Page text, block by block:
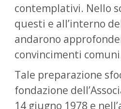
contemplativi. Nello
questi e all’interno
andarono
convincimenti
Tale preparazione
fondazione
14 giugno 1978 e